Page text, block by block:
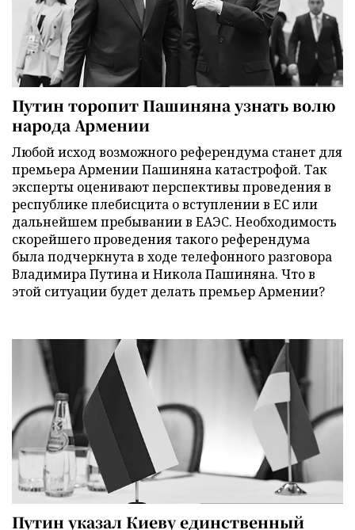
Путин торопит Пашиняна узнать волю
народа Армении
Любой исход возможного референдума станет для
премьера Армении Пашиняна катастрофой. Так
эксперты оценивают перспективы проведения в
республике плебисцита о вступлении в ЕС или
дальнейшем пребывании в ЕАЭС. Необходимость
скорейшего проведения такого референдума
была подчеркнута в ходе телефонного разговора
Владимира Путина и Никола Пашиняна. Что в
этой ситуации будет делать премьер Армении?
Путин указал Киеву единственный